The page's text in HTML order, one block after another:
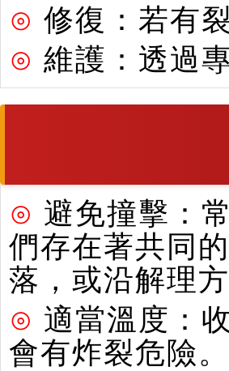
⊙ 修復：若有
⊙ 維護：透過
⊙ 避免撞擊：
們存在著共同
落，或沿解理
⊙ 適當溫度：
會有炸裂危險